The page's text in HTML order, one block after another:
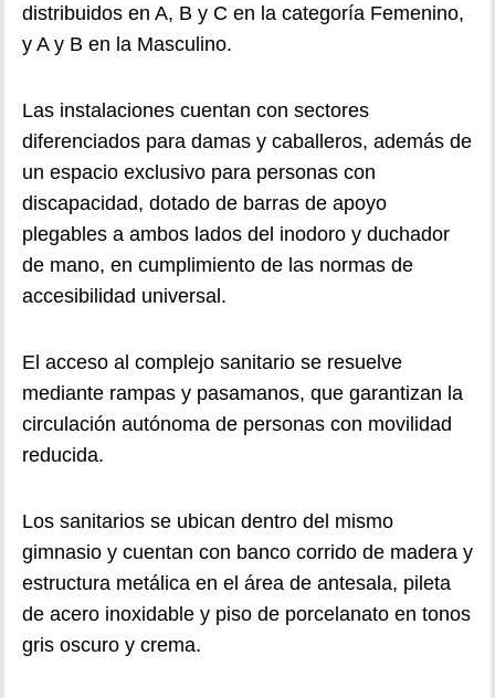
distribuidos en A, B y C en la categoría Femenino,
y A y B en la Masculino.
Las instalaciones cuentan con sectores
diferenciados para damas y caballeros, además de
un espacio exclusivo para personas con
discapacidad, dotado de barras de apoyo
plegables a ambos lados del inodoro y duchador
de mano, en cumplimiento de las normas de
accesibilidad universal.
El acceso al complejo sanitario se resuelve
mediante rampas y pasamanos, que garantizan la
circulación autónoma de personas con movilidad
reducida.
Los sanitarios se ubican dentro del mismo
gimnasio y cuentan con banco corrido de madera y
estructura metálica en el área de antesala, pileta
de acero inoxidable y piso de porcelanato en tonos
gris oscuro y crema.